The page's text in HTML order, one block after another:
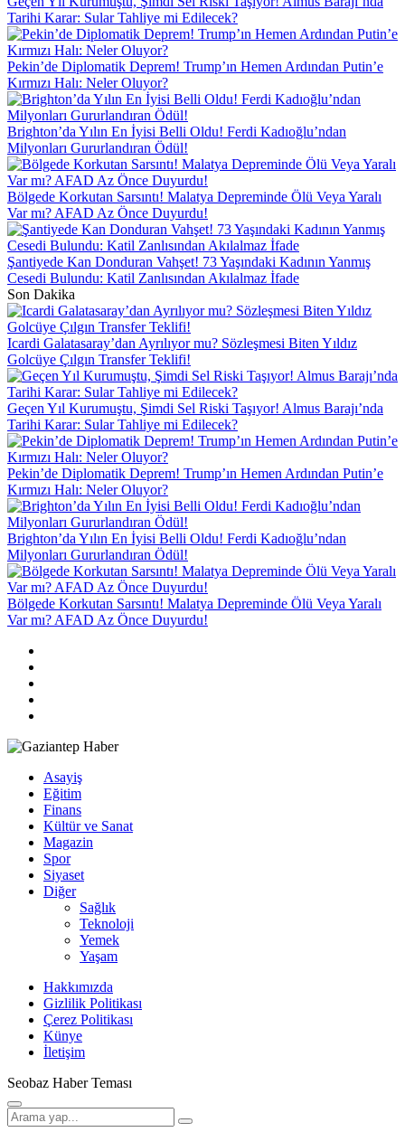
Tarihi Karar: Sular Tahliye mi Edilecek?
Pekin’de Diplomatik Deprem! Trump’ın Hemen Ardından Putin’e
Kırmızı Halı: Neler Oluyor?
Brighton’da Yılın En İyisi Belli Oldu! Ferdi Kadıoğlu’ndan
Milyonları Gururlandıran Ödül!
Bölgede Korkutan Sarsıntı! Malatya Depreminde Ölü Veya Yaralı
Var mı? AFAD Az Önce Duyurdu!
Şantiyede Kan Donduran Vahşet! 73 Yaşındaki Kadının Yanmış
Cesedi Bulundu: Katil Zanlısından Akılalmaz İfade
Son Dakika
Icardi Galatasaray’dan Ayrılıyor mu? Sözleşmesi Biten Yıldız
Golcüye Çılgın Transfer Teklifi!
Geçen Yıl Kurumuştu, Şimdi Sel Riski Taşıyor! Almus Barajı’nda
Tarihi Karar: Sular Tahliye mi Edilecek?
Pekin’de Diplomatik Deprem! Trump’ın Hemen Ardından Putin’e
Kırmızı Halı: Neler Oluyor?
Brighton’da Yılın En İyisi Belli Oldu! Ferdi Kadıoğlu’ndan
Milyonları Gururlandıran Ödül!
Bölgede Korkutan Sarsıntı! Malatya Depreminde Ölü Veya Yaralı
Var mı? AFAD Az Önce Duyurdu!
Asayiş
Eğitim
Finans
Kültür ve Sanat
Magazin
Spor
Siyaset
Diğer
Sağlık
Teknoloji
Yemek
Yaşam
Hakkımızda
Gizlilik Politikası
Çerez Politikası
Künye
İletişim
Seobaz Haber Teması